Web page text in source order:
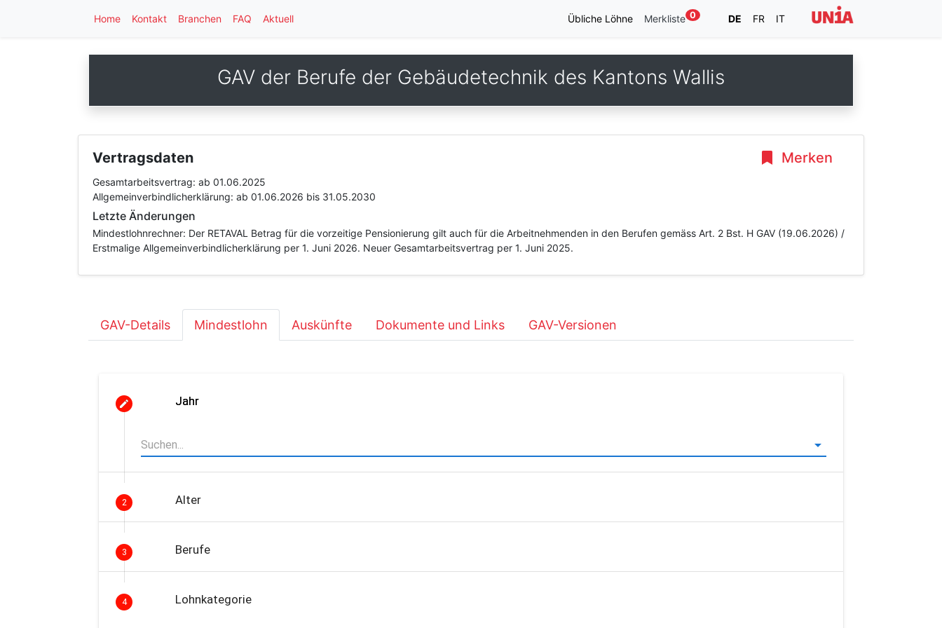
Home Kontakt Branchen FAQ Aktuell Übliche Löhne Merkliste 0 DE FR IT
GAV der Berufe der Gebäudetechnik des Kantons Wallis
Merken
Vertragsdaten
Gesamtarbeitsvertrag: ab 01.06.2025
Allgemeinverbindlicherklärung: ab 01.06.2026 bis 31.05.2030
Letzte Änderungen
Mindestlohnrechner: Der RETAVAL Betrag für die vorzeitige Pensionierung gilt auch für die Arbeitnehmenden in den Berufen gemäss Art. 2 Bst. H GAV (19.06.2026) /
Erstmalige Allgemeinverbindlicherklärung per 1. Juni 2026. Neuer Gesamtarbeitsvertrag per 1. Juni 2025.
GAV-Details Mindestlohn Auskünfte Dokumente und Links GAV-Versionen
Jahr
2 Alter
3 Berufe
4 Lohnkategorie